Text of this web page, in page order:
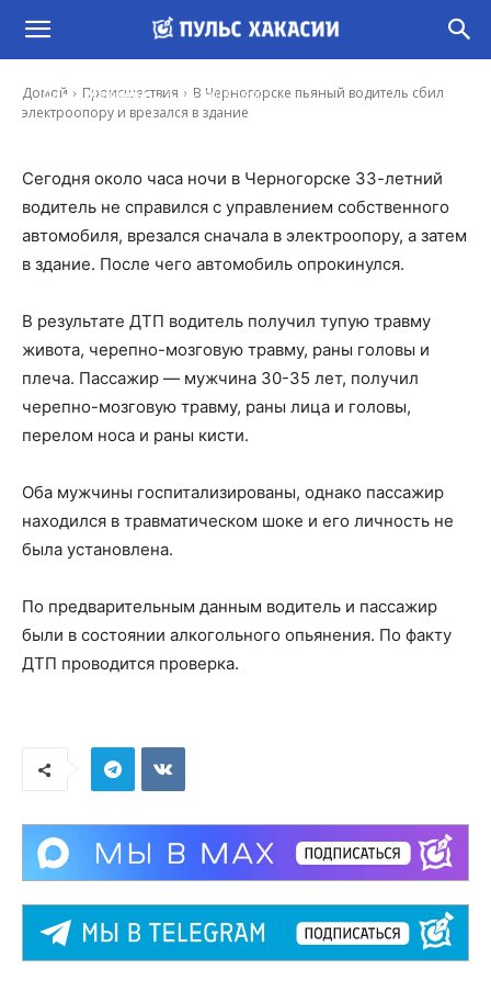
Домой Происшествия
В Черногорске пьяный водитель сбил
электроопору и врезался в здание
В Черногорске пьяный водитель сбил
электроопору и врезался в здание
Ольга Мешкова - 5 Дек, 2018 16:00
Сегодня около часа ночи в Черногорске 33-летний
водитель не справился с управлением собственного
автомобиля, врезался сначала в электроопору, а затем
в здание. После чего автомобиль опрокинулся.
В результате ДТП водитель получил тупую травму
живота, черепно-мозговую травму, раны головы и
плеча. Пассажир — мужчина 30-35 лет, получил
черепно-мозговую травму, раны лица и головы,
перелом носа и раны кисти.
Оба мужчины госпитализированы, однако пассажир
находился в травматическом шоке и его личность не
была установлена.
По предварительным данным водитель и пассажир
были в состоянии алкогольного опьянения. По факту
ДТП проводится проверка.